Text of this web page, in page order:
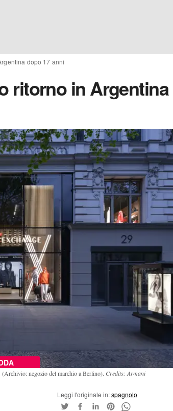
dopo 17 anni
ritorno in Argentina
negozio del marchio a Berlino). Credits: Armani
Leggi l'originale in:spagnolo